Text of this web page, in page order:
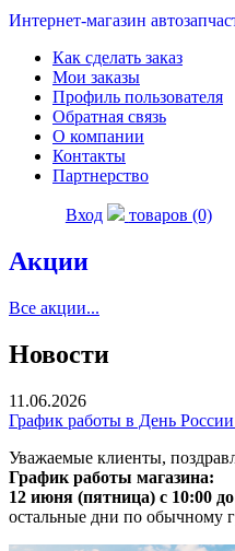
Интернет-магазин
Как сделать заказ
Мои заказы
Профиль пользователя
Обратная связь
О компании
Контакты
Партнерство
Вход товаров (0)
Акции
Все акции...
Новости
11.06.2026
График работы в День
Уважаемые клиенты,
График работы магазина:
12 июня (пятница) с 10:00
остальные дни по обычному